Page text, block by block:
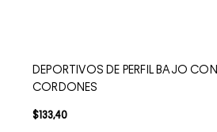
DEPORTIVOS DE PERFIL BAJO CON
CORDONES
$133,40